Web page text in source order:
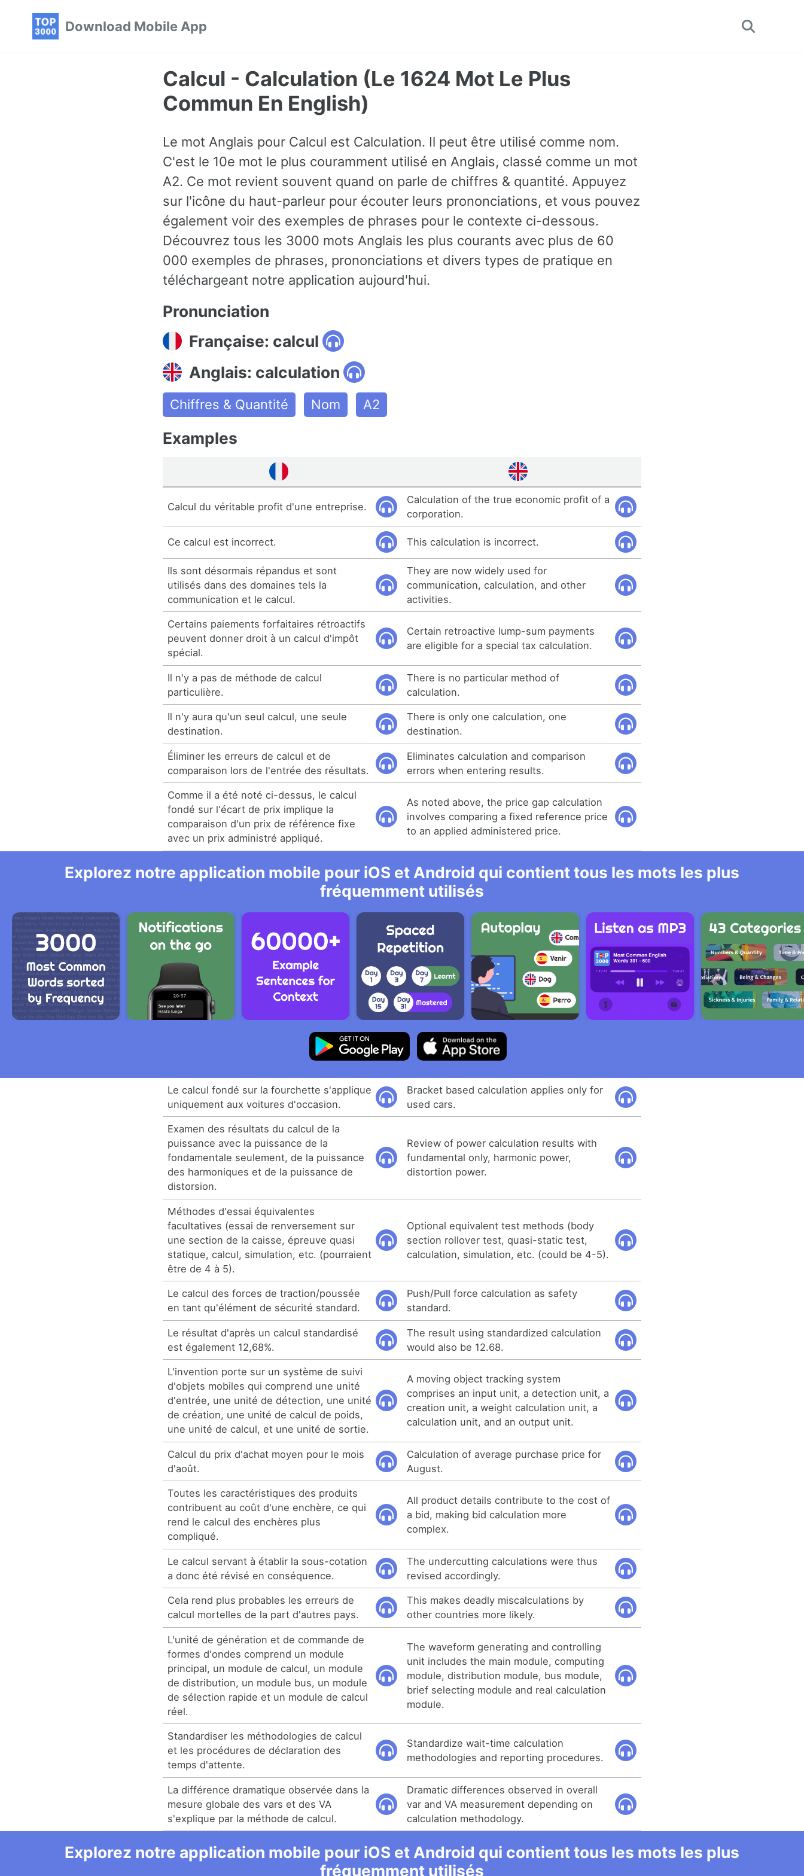
Download Mobile App
Toggle
Calcul - Calculation (Le 1624 Mot Le Plus
Commun En English)
Le mot Anglais pour Calcul est Calculation. Il peut être utilisé comme nom.
C'est le 10e mot le plus couramment utilisé en Anglais, classé comme un mot
A2. Ce mot revient souvent quand on parle de chiffres & quantité. Appuyez
sur l'icône du haut-parleur pour écouter leurs prononciations, et vous pouvez
également voir des exemples de phrases pour le contexte ci-dessous.
Découvrez tous les 3000 mots Anglais les plus courants avec plus de 60
000 exemples de phrases, prononciations et divers types de pratique en
téléchargeant notre application aujourd'hui.
Pronunciation
Française: calcul
Anglais: calculation
Chiffres & Quantité Nom A2
Examples
Calcul du véritable profit d'une entreprise.
Calculation of the true economic profit of a
corporation.
Ce calcul est incorrect. This calculation is incorrect.
Ils sont désormais répandus et sont
utilisés dans des domaines tels la
communication et le calcul.
They are now widely used for
communication, calculation, and other
activities.
Certains paiements forfaitaires rétroactifs
peuvent donner droit à un calcul d'impôt
spécial.
Certain retroactive lump-sum payments
are eligible for a special tax calculation.
Il n'y a pas de méthode de calcul
particulière.
There is no particular method of
calculation.
Il n'y aura qu'un seul calcul, une seule
destination.
There is only one calculation, one
destination.
Éliminer les erreurs de calcul et de
comparaison lors de l'entrée des résultats.
Eliminates calculation and comparison
errors when entering results.
Comme il a été noté ci-dessus, le calcul
fondé sur l'écart de prix implique la
comparaison d'un prix de référence fixe
avec un prix administré appliqué.
As noted above, the price gap calculation
involves comparing a fixed reference price
to an applied administered price.
Explorez notre application mobile pour iOS et Android qui contient tous les mots les plus
fréquemment utilisés
Le calcul fondé sur la fourchette s'applique
uniquement aux voitures d'occasion.
Bracket based calculation applies only for
used cars.
Examen des résultats du calcul de la
puissance avec la puissance de la
fondamentale seulement, de la puissance
des harmoniques et de la puissance de
distorsion.
Review of power calculation results with
fundamental only, harmonic power,
distortion power.
Méthodes d'essai équivalentes
facultatives (essai de renversement sur
une section de la caisse, épreuve quasi
statique, calcul, simulation, etc. (pourraient
être de 4 à 5).
Optional equivalent test methods (body
section rollover test, quasi-static test,
calculation, simulation, etc. (could be 4-5).
Le calcul des forces de traction/poussée
en tant qu'élément de sécurité standard.
Push/Pull force calculation as safety
standard.
Le résultat d'après un calcul standardisé
est également 12,68%.
The result using standardized calculation
would also be 12.68.
L'invention porte sur un système de suivi
d'objets mobiles qui comprend une unité
d'entrée, une unité de détection, une unité
de création, une unité de calcul de poids,
une unité de calcul, et une unité de sortie.
A moving object tracking system
comprises an input unit, a detection unit, a
creation unit, a weight calculation unit, a
calculation unit, and an output unit.
Calcul du prix d'achat moyen pour le mois
d'août.
Calculation of average purchase price for
August.
Toutes les caractéristiques des produits
contribuent au coût d'une enchère, ce qui
rend le calcul des enchères plus
compliqué.
All product details contribute to the cost of
a bid, making bid calculation more
complex.
Le calcul servant à établir la sous-cotation
a donc été révisé en conséquence.
The undercutting calculations were thus
revised accordingly.
Cela rend plus probables les erreurs de
calcul mortelles de la part d'autres pays.
This makes deadly miscalculations by
other countries more likely.
L'unité de génération et de commande de
formes d'ondes comprend un module
principal, un module de calcul, un module
de distribution, un module bus, un module
de sélection rapide et un module de calcul
réel.
The waveform generating and controlling
unit includes the main module, computing
module, distribution module, bus module,
brief selecting module and real calculation
module.
Standardiser les méthodologies de calcul
et les procédures de déclaration des
temps d'attente.
Standardize wait-time calculation
methodologies and reporting procedures.
La différence dramatique observée dans la
mesure globale des vars et des VA
s'explique par la méthode de calcul.
Dramatic differences observed in overall
var and VA measurement depending on
calculation methodology.
Explorez notre application mobile pour iOS et Android qui contient tous les mots les plus
fréquemment utilisés